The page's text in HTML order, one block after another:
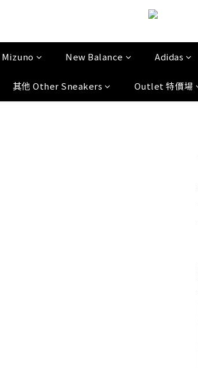
Mizuno New Balance Adidas
其他 Other Sneakers Outlet 特價場